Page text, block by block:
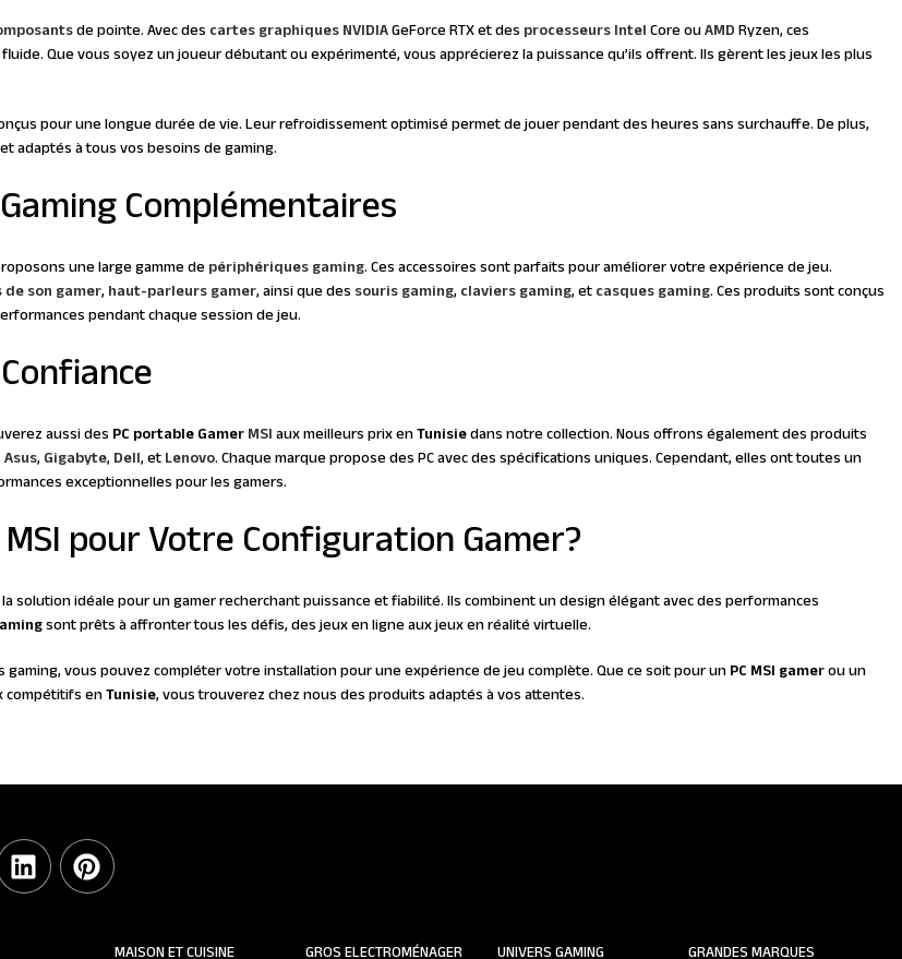
de pointe. Avec des cartes graphiques NVIDIAGeForce RTX et des processeurs IntelCore ouAMDRyzen, ces
Que vous soyez un joueur débutant ou expérimenté, vous apprécierez la puissance qu’ils offrent. Ils gèrent les jeux les plus
pour une longue durée de vie. Leur refroidissement optimisé permet de jouer pendant des heures sans surchauffe. De plus,
adaptés à tous vos besoins de gaming.
Complémentaires
une large gamme de périphériques gaming. Ces accessoires sont parfaits pour améliorer votre expérience de jeu.
de son gamer, haut-parleurs gamer, ainsi que des souris gaming, claviers gaming, etcasques gaming. Ces produits sont conçus
pendant chaque session de jeu.
aussi des PC portable GamerMSIaux meilleurs prix enTunisiedans notre collection. Nous offrons également des produits
Asus, Gigabyte, Dell, etLenovo. Chaque marque propose des PC avec des spécifications uniques. Cependant, elles ont toutes un
exceptionnelles pour les gamers.
pour Votre Configuration Gamer?
solution idéale pour un gamer recherchant puissance et fiabilité. Ils combinent un design élégant avec des performances
sont prêts à affronter tous les défis, des jeux en ligne aux jeux en réalité virtuelle.
gaming, vous pouvez compléter votre installation pour une expérience de jeu complète. Que ce soit pour unPC MSI gamerou un
compétitifs enTunisie, vous trouverez chez nous des produits adaptés à vos attentes.
MAISON ET CUISINE GROS ELECTROMÉNAGER UNIVERS GAMING GRANDES MARQUES